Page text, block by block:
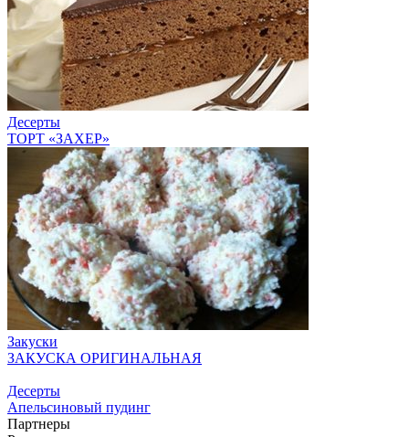
Десерты
ТОРТ «ЗАХЕР»
Закуски
ЗАКУСКА ОРИГИНАЛЬНАЯ
Десерты
Апельсиновый пудинг
Партнеры